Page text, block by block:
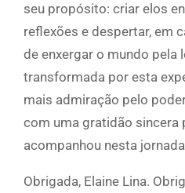
seu propósito: criar elos
reflexões e despertar, em
de enxergar o mundo pela
transformada por esta
mais admiração pelo
com uma gratidão sincera
acompanhou nesta
Obrigada, Elaine Lina.